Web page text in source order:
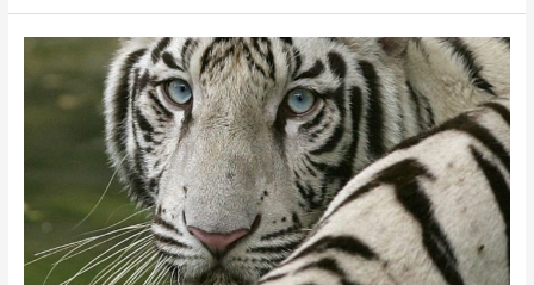
tigre
blanco
a
adolescente